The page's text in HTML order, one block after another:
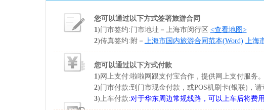
您可以通过以下方式签署旅游合同
1)门市签约:门市地址－上海市闵行区 <查看地图>
2)传真签约:附－ 上海市国内旅游合同范本(Word) 上海
您可以通过以下方式付款
1)网上支付:啦啦网跟支付宝合作，提供网上支付服务
2)门市付款:到门市现金付款，或POS机刷卡(银联)，
3)上车付款:对于华东周边常规线路，可以上车后将费